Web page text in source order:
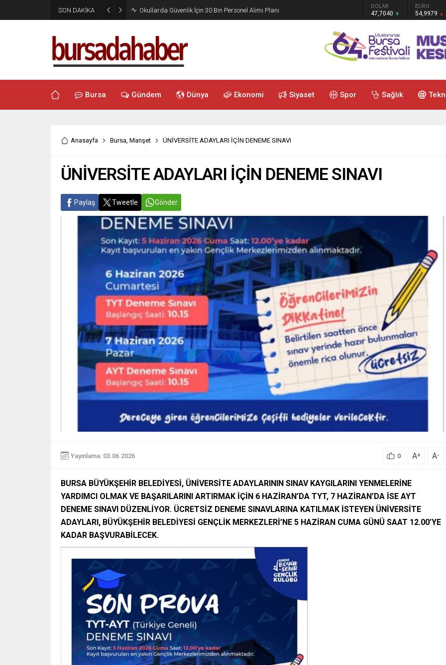
SON DAKİKA Okullarda Güvenlik İçin 30 Bin Personel Alımı Planı DOLAR
47,7040
EURO
54,9979
Bursa Gündem Dünya Ekonomi Siyaset Spor Sağlık
Anasayfa Bursa, Manşet ÜNİVERSİTE ADAYLARI İÇİN DENEME SINAVI
ÜNİVERSİTE ADAYLARI İÇİN DENEME SINAVI
Paylaş Tweetle Gönder
Yayınlama: 03.06.2026 0 A+ A-
BURSA BÜYÜKŞEHİR BELEDİYESİ, ÜNİVERSİTE ADAYLARININ SINAV KAYGILARINI YENMELERİNE
YARDIMCI OLMAK VE BAŞARILARINI ARTIRMAK İÇİN 6 HAZİRAN’DA TYT, 7 HAZİRAN’DA İSE AYT
DENEME SINAVI DÜZENLİYOR. ÜCRETSİZ DENEME SINAVLARINA KATILMAK İSTEYEN ÜNİVERSİTE
ADAYLARI, BÜYÜKŞEHİR BELEDİYESİ GENÇLİK MERKEZLERİ’NE 5 HAZİRAN CUMA GÜNÜ SAAT 12.00’YE
KADAR BAŞVURABİLECEK.